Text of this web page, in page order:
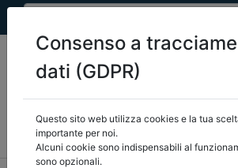
MEF FINANZA LOCALE/
CORTE DEI CONTI E GIURISPRUDENZA
Consenso a
dati (GDPR)
Questo sito web utilizza cookies e la tua
importante per noi.
Alcuni cookie sono indispensabili al
sono opzionali.